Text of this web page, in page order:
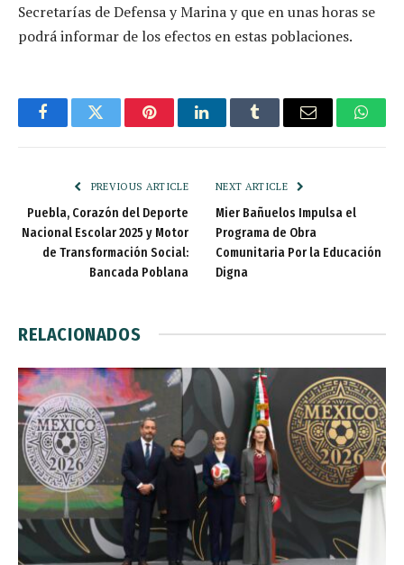
Secretarías de Defensa y Marina y que en unas horas se
podrá informar de los efectos en estas poblaciones.
FacebookTwitter PinterestLinkedInTumblr Email
PREVIOUS ARTICLE
Puebla, Corazón del Deporte
Nacional Escolar 2025 y Motor
de Transformación Social:
Bancada Poblana
NEXT ARTICLE
Mier Bañuelos Impulsa el
Programa de Obra
Comunitaria Por la Educación
Digna
RELACIONADOS